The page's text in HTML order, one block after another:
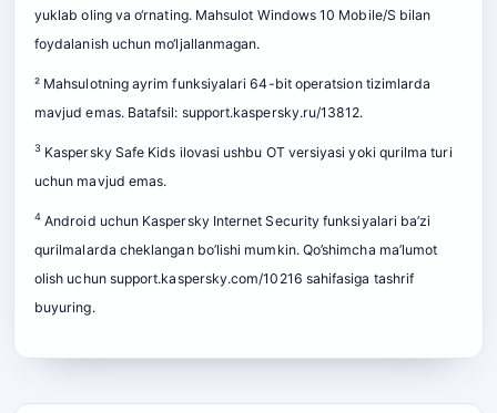
yuklab oling va o‘rnating. Mahsulot Windows 10 Mobile/S bilan
foydalanish uchun mo‘ljallanmagan.
² Mahsulotning ayrim funksiyalari 64-bit operatsion tizimlarda
mavjud emas. Batafsil: support.kaspersky.ru/13812.
3 Kaspersky Safe Kids ilovasi ushbu OT versiyasi yoki qurilma turi
uchun mavjud emas.
4 Android uchun Kaspersky Internet Security funksiyalari ba’zi
qurilmalarda cheklangan bo’lishi mumkin. Qo’shimcha ma’lumot
olish uchun support.kaspersky.com/10216 sahifasiga tashrif
buyuring.